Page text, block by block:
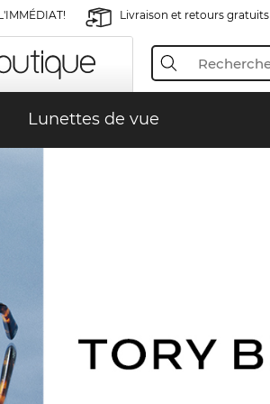
Livraison et retours gratuits
Lunettes de vue